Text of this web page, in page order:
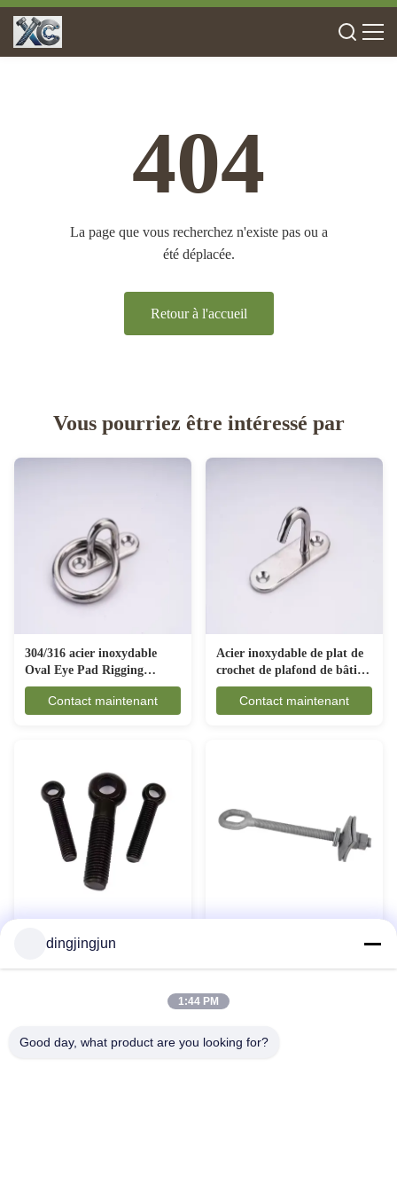
404
La page que vous recherchez n'existe pas ou a
été déplacée.
Retour à l'accueil
Vous pourriez être intéressé par
304/316 acier inoxydable
Oval Eye Pad Rigging
Hardware Résistant à la
corrosion
Contact maintenant
Acier inoxydable de plat de
crochet de plafond de bâti
de mur de matériel de calage
de catégorie marine
Contact maintenant
d'oxyde noir galvanisés
Crochet long forgés Anneau
dingjingjun
1:44 PM
Good day, what product are you looking for?